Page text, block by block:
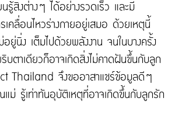
รู้สิ่งต่างๆ ได้อย่างรวดเร็ว และมี
คลื่อนไหวร่างกายอยู่เสมอ ด้วยเหตุนี้
ยู่นิ่ง เต็มไปด้วยพลังงาน จนในบางครั้ง
ตาเดียวก็อาจเกิดสิ่งไม่คาดฝันขึ้นกับลูก
Thailand จึงขออาสาแชร์ข้อมูลดีๆ
รู้เท่าทันอุบัติเหตุที่อาจเกิดขึ้นกับลูกรัก